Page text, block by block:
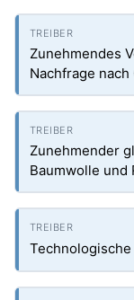
Zunehmendes
Nachfrage
Zunehmender
Baumwolle und